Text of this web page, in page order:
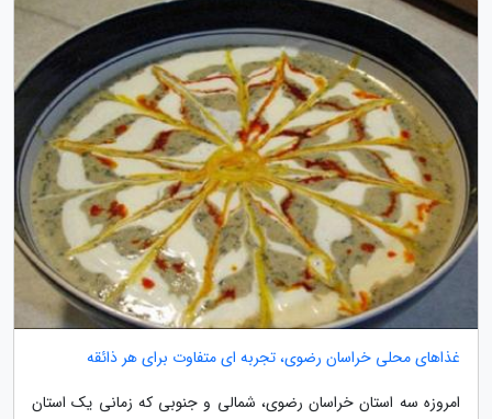
غذاهای محلی خراسان رضوی، تجربه ای متفاوت برای هر ذائقه
امروزه سه استان خراسان رضوی، شمالی و جنوبی که زمانی یک استان